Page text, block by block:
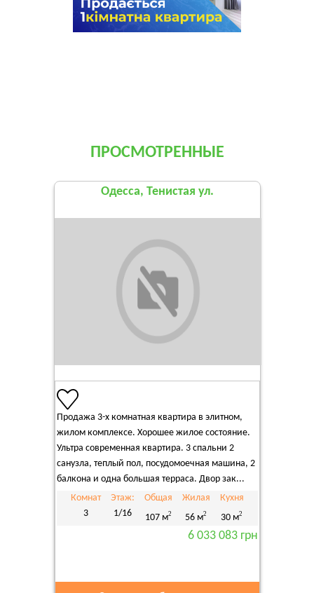
ПРОСМОТРЕННЫЕ
Одесса, Тенистая ул.
Продажа 3-х комнатная квартира в элитном,
жилом комплексе. Хорошее жилое состояние.
Ультра современная квартира. 3 спальни 2
санузла, теплый пол, посудомоечная машина, 2
балкона и одна большая терраса. Двор зак...
Комнат
3
Этаж:
1/16
Общая
107 м2
Жилая
56 м2
Кухня
30 м2
6 033 083 грн